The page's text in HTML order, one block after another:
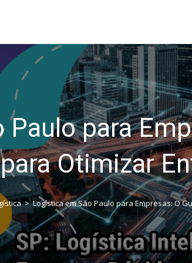
para
para Otimizar
> Logística em São Paulo para Empresas: O